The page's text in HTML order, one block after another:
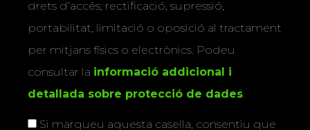
drets d’accés, rectificació, supressió,
portabilitat, limitació o oposició al tractament
per mitjans físics o electrònics. Podeu
consultar la informació addicional i
detallada sobre protecció de dades.
Si marqueu aquesta casella, consentiu que